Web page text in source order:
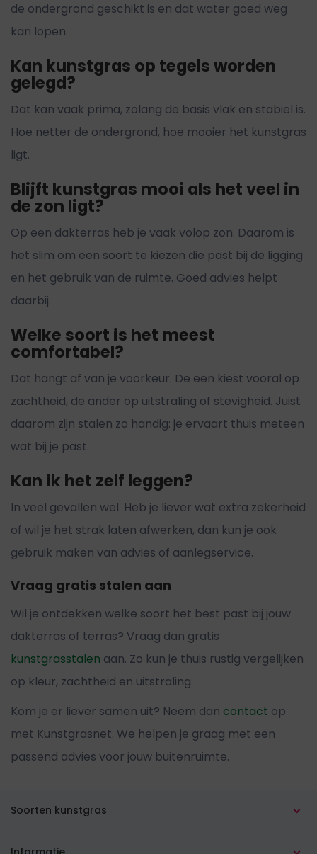
de ondergrond geschikt is en dat water goed weg
kan lopen.
Kan kunstgras op tegels worden
gelegd?
Dat kan vaak prima, zolang de basis vlak en stabiel is.
Hoe netter de ondergrond, hoe mooier het kunstgras
ligt.
Blijft kunstgras mooi als het veel in
de zon ligt?
Op een dakterras heb je vaak volop zon. Daarom is
het slim om een soort te kiezen die past bij de ligging
en het gebruik van de ruimte. Goed advies helpt
daarbij.
Welke soort is het meest
comfortabel?
Dat hangt af van je voorkeur. De een kiest vooral op
zachtheid, de ander op uitstraling of stevigheid. Juist
daarom zijn stalen zo handig: je ervaart thuis meteen
wat bij je past.
Kan ik het zelf leggen?
In veel gevallen wel. Heb je liever wat extra zekerheid
of wil je het strak laten afwerken, dan kun je ook
gebruik maken van advies of aanlegservice.
Vraag gratis stalen aan
Wil je ontdekken welke soort het best past bij jouw
dakterras of terras? Vraag dan gratis
kunstgrasstalen aan. Zo kun je thuis rustig vergelijken
op kleur, zachtheid en uitstraling.
Kom je er liever samen uit? Neem dan contact op
met Kunstgrasnet. We helpen je graag met een
passend advies voor jouw buitenruimte.
Soorten kunstgras
Alle soorten